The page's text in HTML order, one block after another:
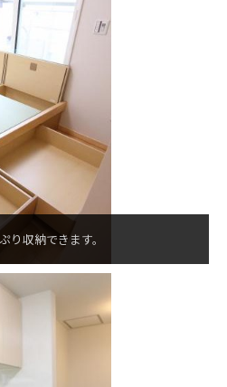
り収納できます。